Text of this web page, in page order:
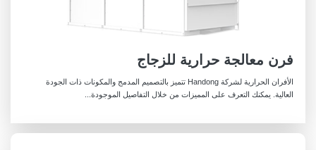
فرن معالجة حرارية للزجاج
الأفران الحرارية لشركة Handong تتميز بالتصميم المدمج والمكونات ذات الجودة
العالية. يمكنك التعرف على المميزات من خلال التفاصيل الموجودة...